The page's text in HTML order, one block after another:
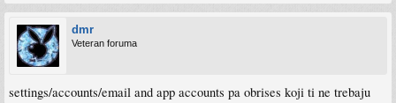
dmr
Veteran foruma
settings/accounts/email and app accounts pa obrises koji ti ne trebaju